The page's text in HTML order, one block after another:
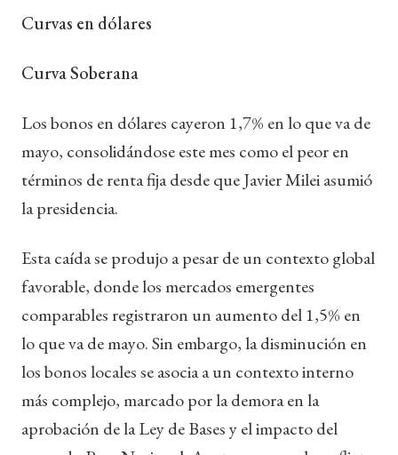
Curvas en dólares
Curva Soberana
Los bonos en dólares cayeron 1,7% en lo que va de
mayo, consolidándose este mes como el peor en
términos de renta fija desde que Javier Milei asumió
la presidencia.
Esta caída se produjo a pesar de un contexto global
favorable, donde los mercados emergentes
comparables registraron un aumento del 1,5% en
lo que va de mayo. Sin embargo, la disminución en
los bonos locales se asocia a un contexto interno
más complejo, marcado por la demora en la
aprobación de la Ley de Bases y el impacto del